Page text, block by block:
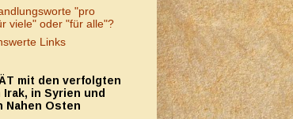
"pro
viele" oder "für alle"?
Links
mit den verfolgten
in Syrien und
Nahen Osten